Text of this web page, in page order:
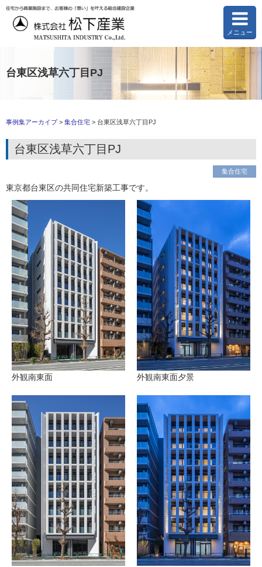
メニュー
台東区浅草六丁目PJ
事例集アーカイブ > 集合住宅 > 台東区浅草六丁目PJ
台東区浅草六丁目PJ
集合住宅
東京都台東区の共同住宅新築工事です。
外観南東面 外観南東面夕景